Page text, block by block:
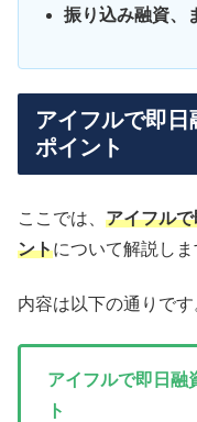
振り込み融資、
アイフルで即
ポイント
ここでは、 アイフル
ントについて解説しま
内容は以下の通りです
アイフルで即日融
ト